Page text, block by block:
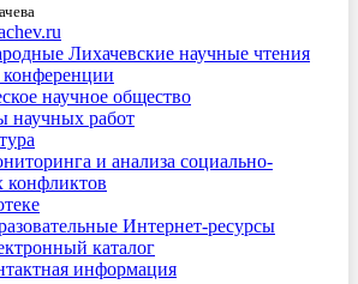
Лихачевские научные чтения
научное общество
научных работ
и анализа социально-
конфликтов
Интернет-ресурсы
каталог
информация